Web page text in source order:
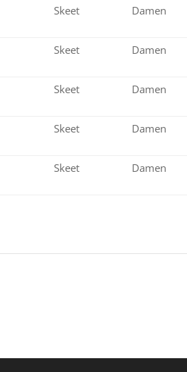
Skeet Damen
Skeet Damen
Skeet Damen
Skeet Damen
Skeet Damen